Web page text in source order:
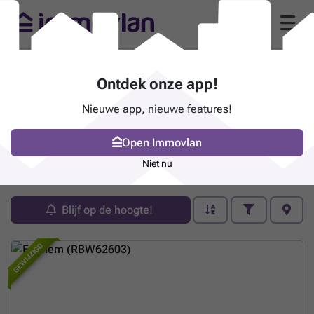
Pand te koop - Emblem
Blijf op de hoogte!
GEWIJZIGD
Ontdek onze app!
Nieuwe app, nieuwe features!
Open Immovlan
Niet nu